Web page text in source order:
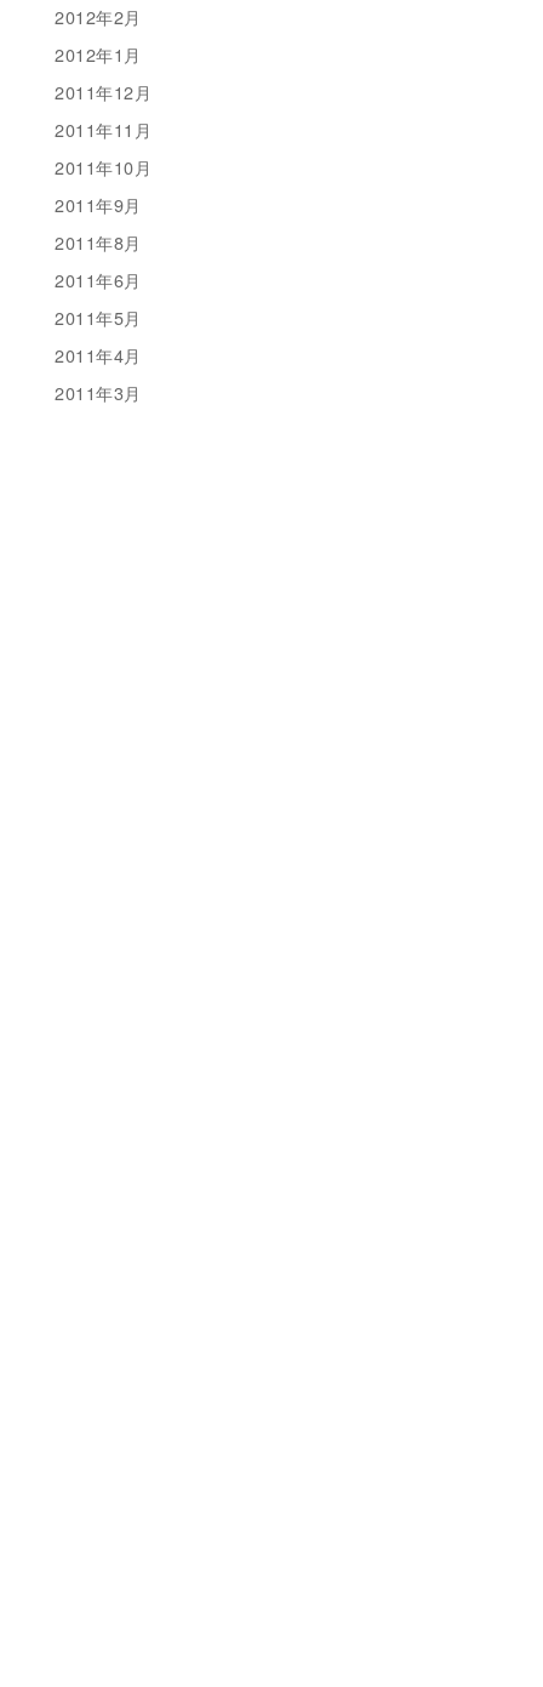
2012年2月
2012年1月
2011年12月
2011年11月
2011年10月
2011年9月
2011年8月
2011年6月
2011年5月
2011年4月
2011年3月